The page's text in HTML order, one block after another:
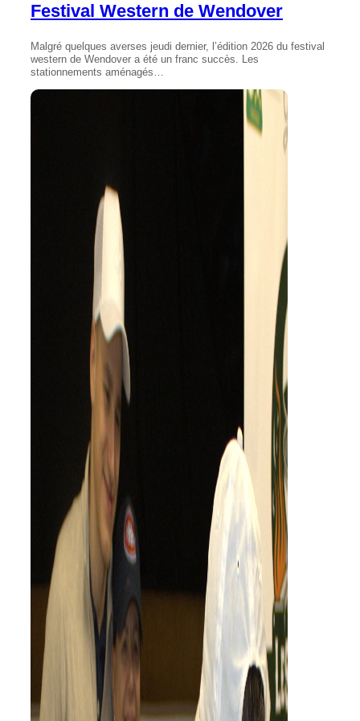
Festival Western de Wendover
Malgré quelques averses jeudi dernier, l’édition 2026 du festival
western de Wendover a été un franc succès. Les
stationnements aménagés…